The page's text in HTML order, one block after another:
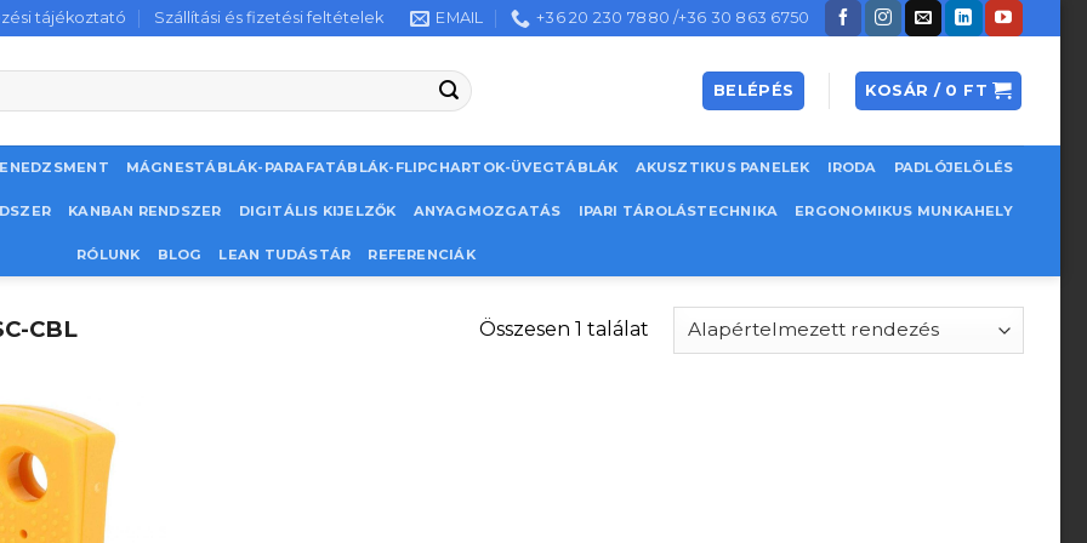
tájékoztató Szállítási és fizetési feltételek EMAIL +36 20 230 7880 /+36 30 863 6750
BELÉPÉS KOSÁR / 0 FT
MÁGNESTÁBLÁK-PARAFATÁBLÁK-FLIPCHARTOK-ÜVEGTÁBLÁK AKUSZTIKUS PANELEK IRODA PADLÓJELÖLÉS
KANBAN RENDSZER DIGITÁLIS KIJELZŐK ANYAGMOZGATÁS IPARI TÁROLÁSTECHNIKA ERGONOMIKUS MUNKAHELY
RÓLUNK BLOG LEAN TUDÁSTÁR REFERENCIÁK
CBL Összesen 1 találat